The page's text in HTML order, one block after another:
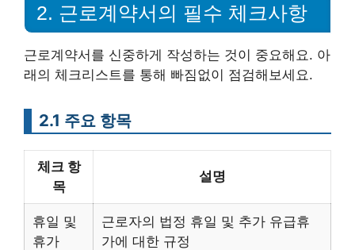
2. 근로계약서의 필수 체크사항
근로계약서를 신중하게 작성하는 것이 중요해요. 아
래의 체크리스트를 통해 빠짐없이 점검해보세요.
2.1 주요 항목
체크 항
목
설명
휴일 및
휴가
근로자의 법정 휴일 및 추가 유급휴
가에 대한 규정